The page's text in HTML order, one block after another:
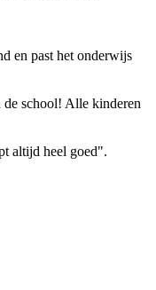
en past het onderwijs
de school! Alle kinderen
altijd heel goed".